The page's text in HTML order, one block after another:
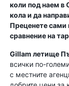
коли под наем в
кола и да
Преценете сами
сравнение на
Gillam летище
всички по-
с местните